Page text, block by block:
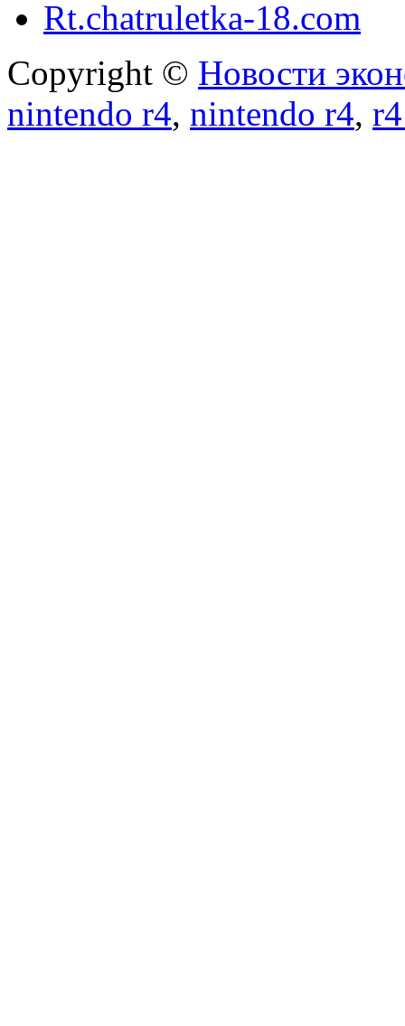
Rt.chatruletka-18.com
Copyright © Новости
nintendo r4, nintendo r4,